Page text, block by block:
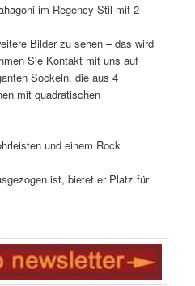
im Regency-Stil mit 2
Bilder zu sehen – das wird
Sie Kontakt mit uns auf
Sockeln, die aus 4
mit quadratischen
und einem Rock
ist, bietet er Platz für